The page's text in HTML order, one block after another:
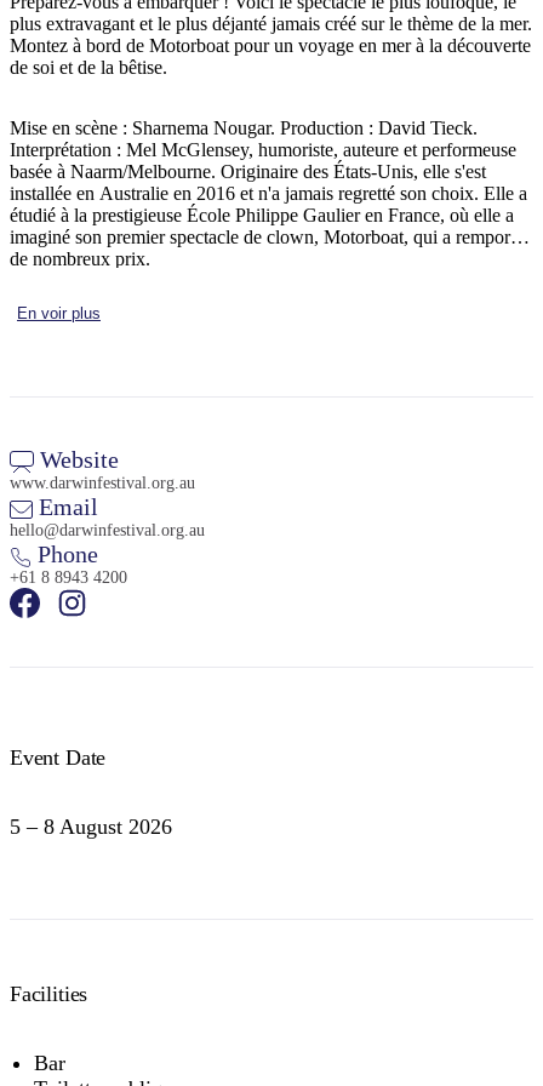
Sign
up
plus extravagant et le plus déjanté jamais créé sur le thème de la mer.
Montez à bord de Motorboat pour un voyage en mer à la découverte
de soi et de la bêtise.
Mise en scène : Sharnema Nougar. Production : David Tieck.
Interprétation : Mel McGlensey, humoriste, auteure et performeuse
basée à Naarm/Melbourne. Originaire des États-Unis, elle s'est
installée en Australie en 2016 et n'a jamais regretté son choix. Elle a
étudié à la prestigieuse École Philippe Gaulier en France, où elle a
imaginé son premier spectacle de clown, Motorboat, qui a remporté
de nombreux prix.
En voir plus
Website
www.darwinfestival.org.au
Email
hello@darwinfestival.org.au
Phone
+61 8 8943 4200
Event Date
5 – 8 August 2026
Facilities
Bar